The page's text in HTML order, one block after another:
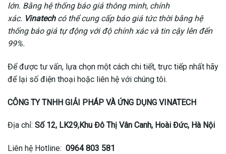
lớn. Bằng hệ thống báo giá thông minh, chính
xác. Vinatechcó thể cung cấp báo giá tức thời bằng hệ
thống báo giá tự động với độ chính xác và tin cậy lên đến
99%.
Để được tư vấn, lựa chọn một cách chi tiết, trực tiếp nhất hãy
để lại số điện thoại hoặc liên hệ với chúng tôi.
CÔNG TY TNHH GIẢI PHÁP VÀ ỨNG DỤNG VINATECH
Địa chỉ: Số 12, LK29,Khu Đô Thị Vân Canh, Hoài Đức, Hà Nội
Liên hệ Hotline: 0964 803 581